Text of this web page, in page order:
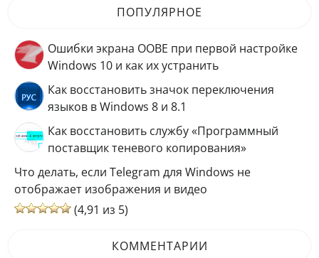
ПОПУЛЯРНОЕ
Ошибки экрана OOBE при первой настройке
Windows 10 и как их устранить
Как восстановить значок переключения
языков в Windows 8 и 8.1
Как восстановить службу «Программный
поставщик теневого копирования»
Что делать, если Telegram для Windows не
отображает изображения и видео
(4,91 из 5)
КОММЕНТАРИИ